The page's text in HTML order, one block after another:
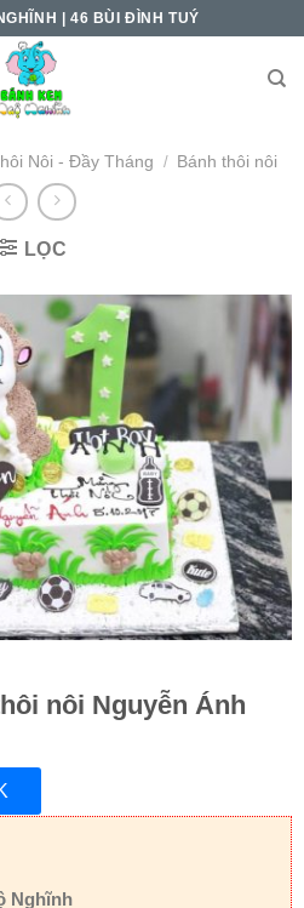
| 46 BÙI ĐÌNH TUÝ
Nôi - Đầy Tháng / Bánh thôi nôi
LỌC
nôi Nguyễn Ánh
Nghĩnh